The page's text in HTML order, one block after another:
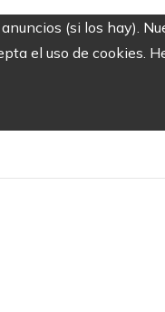
(si los hay).
el uso de cookies.